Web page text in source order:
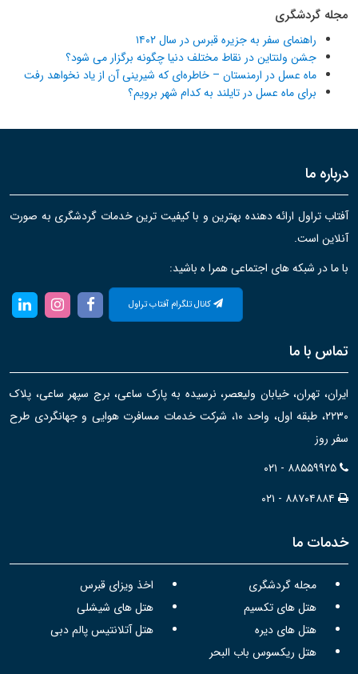
مجله گردشگری
راهنمای سفر به جزیره قبرس در سال ۱۴۰۲
جشن ولنتاین در نقاط مختلف دنیا چگونه برگزار می شود؟
ماه عسل در ارمنستان – خاطره‌ای که شیرینی آن از یاد نخواهد رفت
برای ماه عسل در تایلند به کدام شهر برویم؟
درباره ما
آفتاب تراول ارائه دهنده بهترین و با کیفیت ترین خدمات گردشگری به صورت
آنلاین است.
با ما در شبکه های اجتماعی همرا ه باشید:
کانال تلگرام آفتاب تراول
تماس با ما
ایران، تهران، خیابان ولیعصر، نرسیده به پارک ساعی، برج سپهر ساعی، پلاک
۲۲۳۰، طبقه اول، واحد ۱۰، شرکت خدمات مسافرت هوایی و جهانگردی طرح
سفر روز
۰۲۱ - ۸۸۵۵۹۹۲۵
۰۲۱ - ۸۸۷۰۴۸۸۴
خدمات ما
مجله گردشگری
اخذ ویزای قبرس
هتل های تکسیم
هتل های شیشلی
هتل های دیره
هتل آتلانتیس پالم دبی
هتل ریکسوس باب البحر